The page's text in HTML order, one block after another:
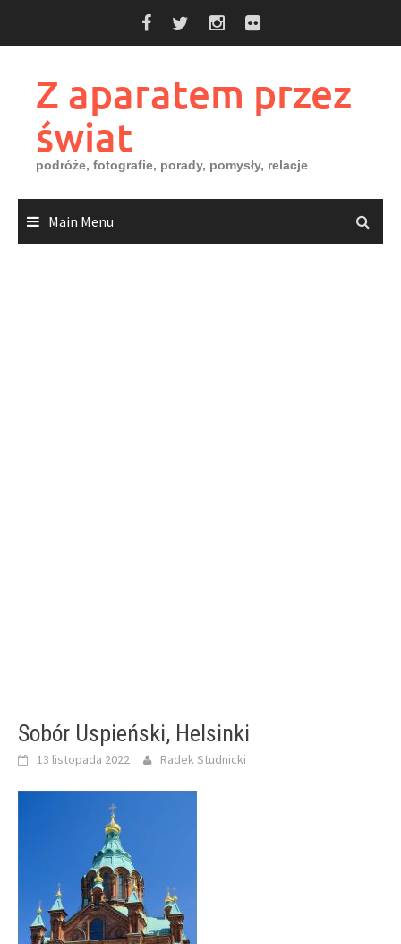
Z aparatem przez
świat
podróże, fotografie, porady, pomysły, relacje
Main Menu
Sobór Uspieński, Helsinki
13 listopada 2022 Radek Studnicki